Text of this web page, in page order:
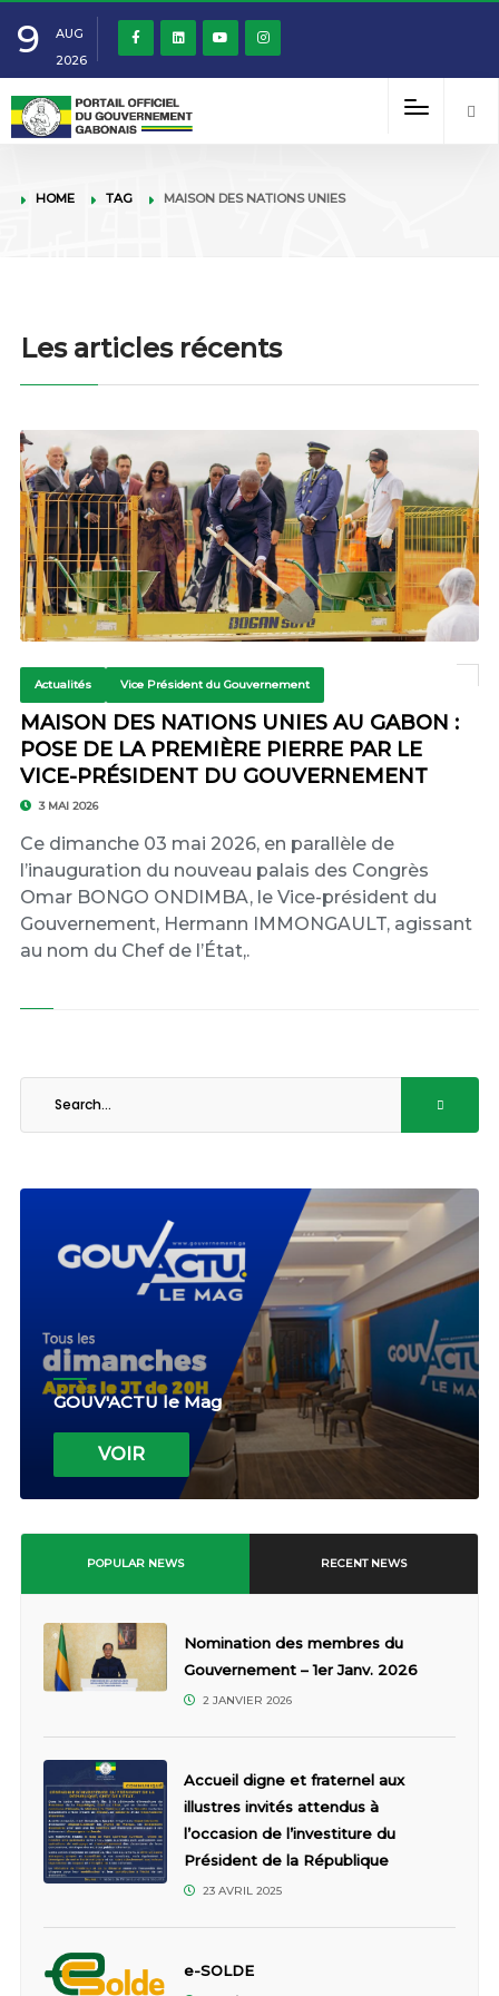
9
AUG
2026
HOME TAG MAISON DES NATIONS UNIES
Les articles récents
Actualités Vice Président du Gouvernement
MAISON DES NATIONS UNIES AU GABON :
POSE DE LA PREMIÈRE PIERRE PAR LE
VICE-PRÉSIDENT DU GOUVERNEMENT
3 MAI 2026
Ce dimanche 03 mai 2026, en parallèle de
l’inauguration du nouveau palais des Congrès
Omar BONGO ONDIMBA, le Vice-président du
Gouvernement, Hermann IMMONGAULT, agissant
au nom du Chef de l’État,.
GOUV'ACTU le Mag
VOIR
POPULAR NEWS RECENT NEWS
Nomination des membres du
Gouvernement – 1er Janv. 2026
2 JANVIER 2026
Accueil digne et fraternel aux
illustres invités attendus à
l’occasion de l’investiture du
Président de la République
23 AVRIL 2025
e-SOLDE